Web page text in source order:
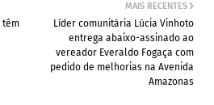
MAIS RECENTES
Líder comunitária Lúcia Vinhoto
entrega abaixo-assinado ao
vereador Everaldo Fogaça com
pedido de melhorias na Avenida
Amazonas
têm